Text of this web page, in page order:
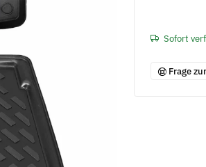
Sofort
Frage